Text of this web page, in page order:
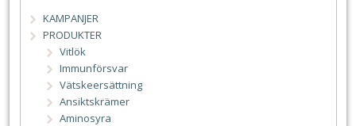
KAMPANJER
PRODUKTER
Vitlök
Immunförsvar
Vätskeersättning
Ansiktskrämer
Aminosyra